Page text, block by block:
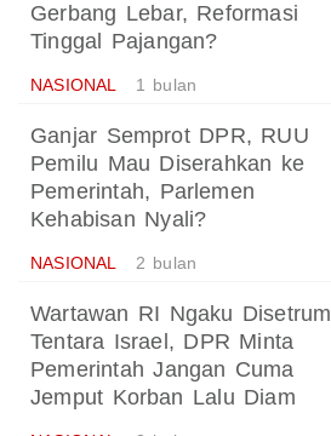
Gerbang Lebar, Reformasi
Tinggal Pajangan?
NASIONAL 1 bulan
Ganjar Semprot DPR, RUU
Pemilu Mau Diserahkan ke
Pemerintah, Parlemen
Kehabisan Nyali?
NASIONAL 2 bulan
Wartawan RI Ngaku Disetrum
Tentara Israel, DPR Minta
Pemerintah Jangan Cuma
Jemput Korban Lalu Diam